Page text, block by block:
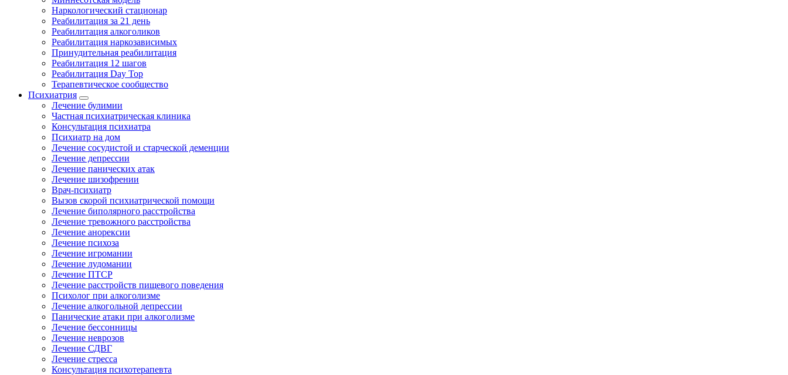
Наркологический стационар
Реабилитация за 21 день
Реабилитация алкоголиков
Реабилитация наркозависимых
Принудительная реабилитация
Реабилитация 12 шагов
Реабилитация Day Top
Терапевтическое сообщество
Психиатрия
Лечение булимии
Частная психиатрическая клиника
Консультация психиатра
Психиатр на дом
Лечение сосудистой и старческой деменции
Лечение депрессии
Лечение панических атак
Лечение шизофрении
Врач-психиатр
Вызов скорой психиатрической помощи
Лечение биполярного расстройства
Лечение тревожного расстройства
Лечение анорексии
Лечение психоза
Лечение игромании
Лечение лудомании
Лечение ПТСР
Лечение расстройств пищевого поведения
Психолог при алкоголизме
Лечение алкогольной депрессии
Панические атаки при алкоголизме
Лечение бессонницы
Лечение неврозов
Лечение СДВГ
Лечение стресса
Консультация психотерапевта